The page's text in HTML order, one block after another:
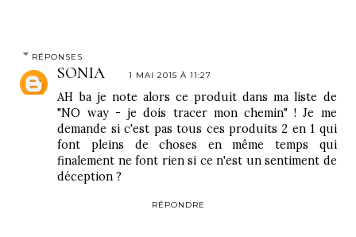
RÉPONSES
SONIA 1 MAI 2015 À 11:27
AH ba je note alors ce produit dans ma liste de
"NO way - je dois tracer mon chemin" ! Je me
demande si c'est pas tous ces produits 2 en 1 qui
font pleins de choses en même temps qui
finalement ne font rien si ce n'est un sentiment de
déception ?
RÉPONDRE